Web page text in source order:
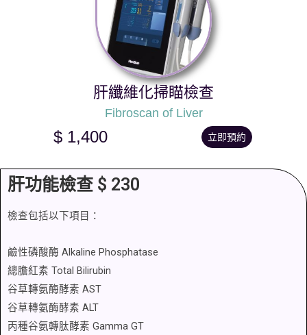
肝纖維化掃瞄檢查
Fibroscan of Liver
$ 1,400 立即預約
肝功能檢查 $ 230
檢查包括以下項目：
鹼性磷酸酶 Alkaline Phosphatase
總膽紅素 Total Bilirubin
谷草轉氨酶酵素 AST
谷草轉氨酶酵素 ALT
丙種谷氨轉肽酵素 Gamma GT